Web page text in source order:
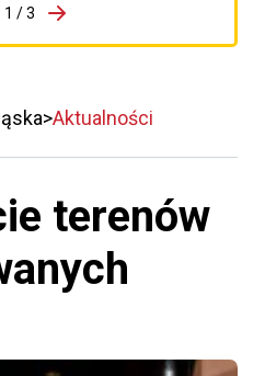
1 / 3
Przejdź do następnego
Aktualności
terenów